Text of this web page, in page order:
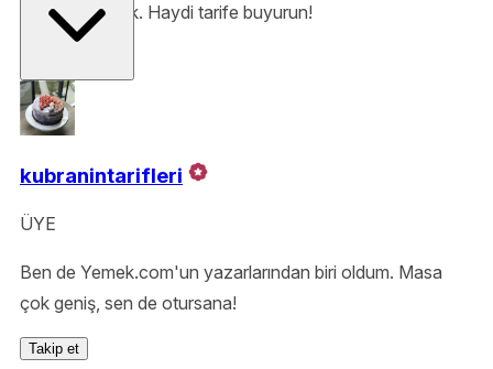
buna bayılacak. Haydi tarife buyurun!
kubranintarifleri
ÜYE
Ben de Yemek.com'un yazarlarından biri oldum. Masa
çok geniş, sen de otursana!
Takip et